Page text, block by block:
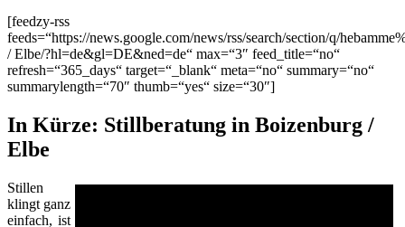
[feedzy-rss
feeds=“https://news.google.com/news/rss/search/section/q/
/ Elbe/?hl=de&gl=DE&ned=de“ max=“3″ feed_title=“no“
refresh=“365_days“ target=“_blank“ meta=“no“ summary=“no“
summarylength=“70″ thumb=“yes“ size=“30″]
In Kürze: Stillberatung in Boizenburg /
Elbe
Stillen
klingt ganz
einfach, ist